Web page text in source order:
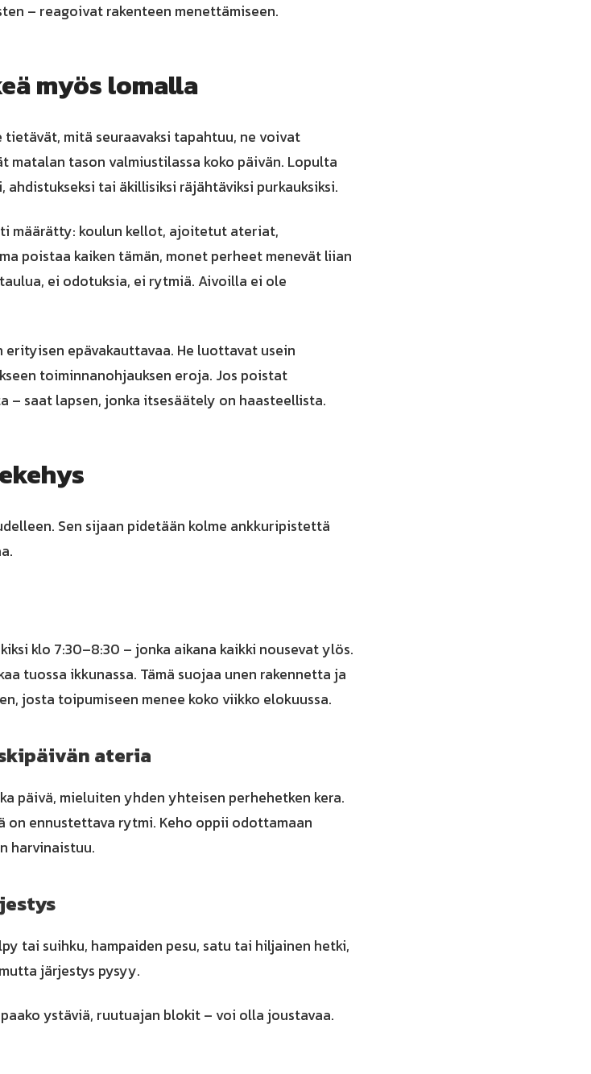
– reagoivat rakenteen menettämiseen.
myös lomalla
tietävät, mitä seuraavaksi tapahtuu, ne voivat
matalan tason valmiustilassa koko päivän. Lopulta
tai äkillisiksi räjähtäviksi purkauksiksi.
määrätty: koulun kellot, ajoitetut ateriat,
poistaa kaiken tämän, monet perheet menevät liian
ei odotuksia, ei rytmiä. Aivoilla ei ole
epävakauttavaa. He luottavat usein
toiminnanohjauksen eroja. Jos poistat
saat lapsen, jonka itsesäätely on haasteellista.
Sen sijaan pidetään kolme ankkuripistettä
klo 7:30–8:30 – jonka aikana kaikki nousevat ylös.
tuossa ikkunassa. Tämä suojaa unen rakennetta ja
josta toipumiseen menee koko viikko elokuussa.
ateria
päivä, mieluiten yhden yhteisen perhehetken kera.
on ennustettava rytmi. Keho oppii odottamaan
harvinaistuu.
tai suihku, hampaiden pesu, satu tai hiljainen hetki,
järjestys pysyy.
ystäviä, ruutuajan blokit – voi olla joustavaa.